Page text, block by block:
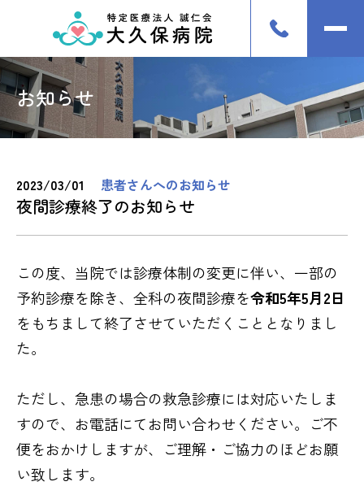
お知らせ
2023/03/01 患者さんへのお知らせ
夜間診療終了のお知らせ
この度、当院では診療体制の変更に伴い、一部の
予約診療を除き、全科の夜間診療を令和5年5月2日
をもちまして終了させていただくこととなりまし
た。
ただし、急患の場合の救急診療には対応いたしま
すので、お電話にてお問い合わせください。ご不
便をおかけしますが、ご理解・ご協力のほどお願
い致します。